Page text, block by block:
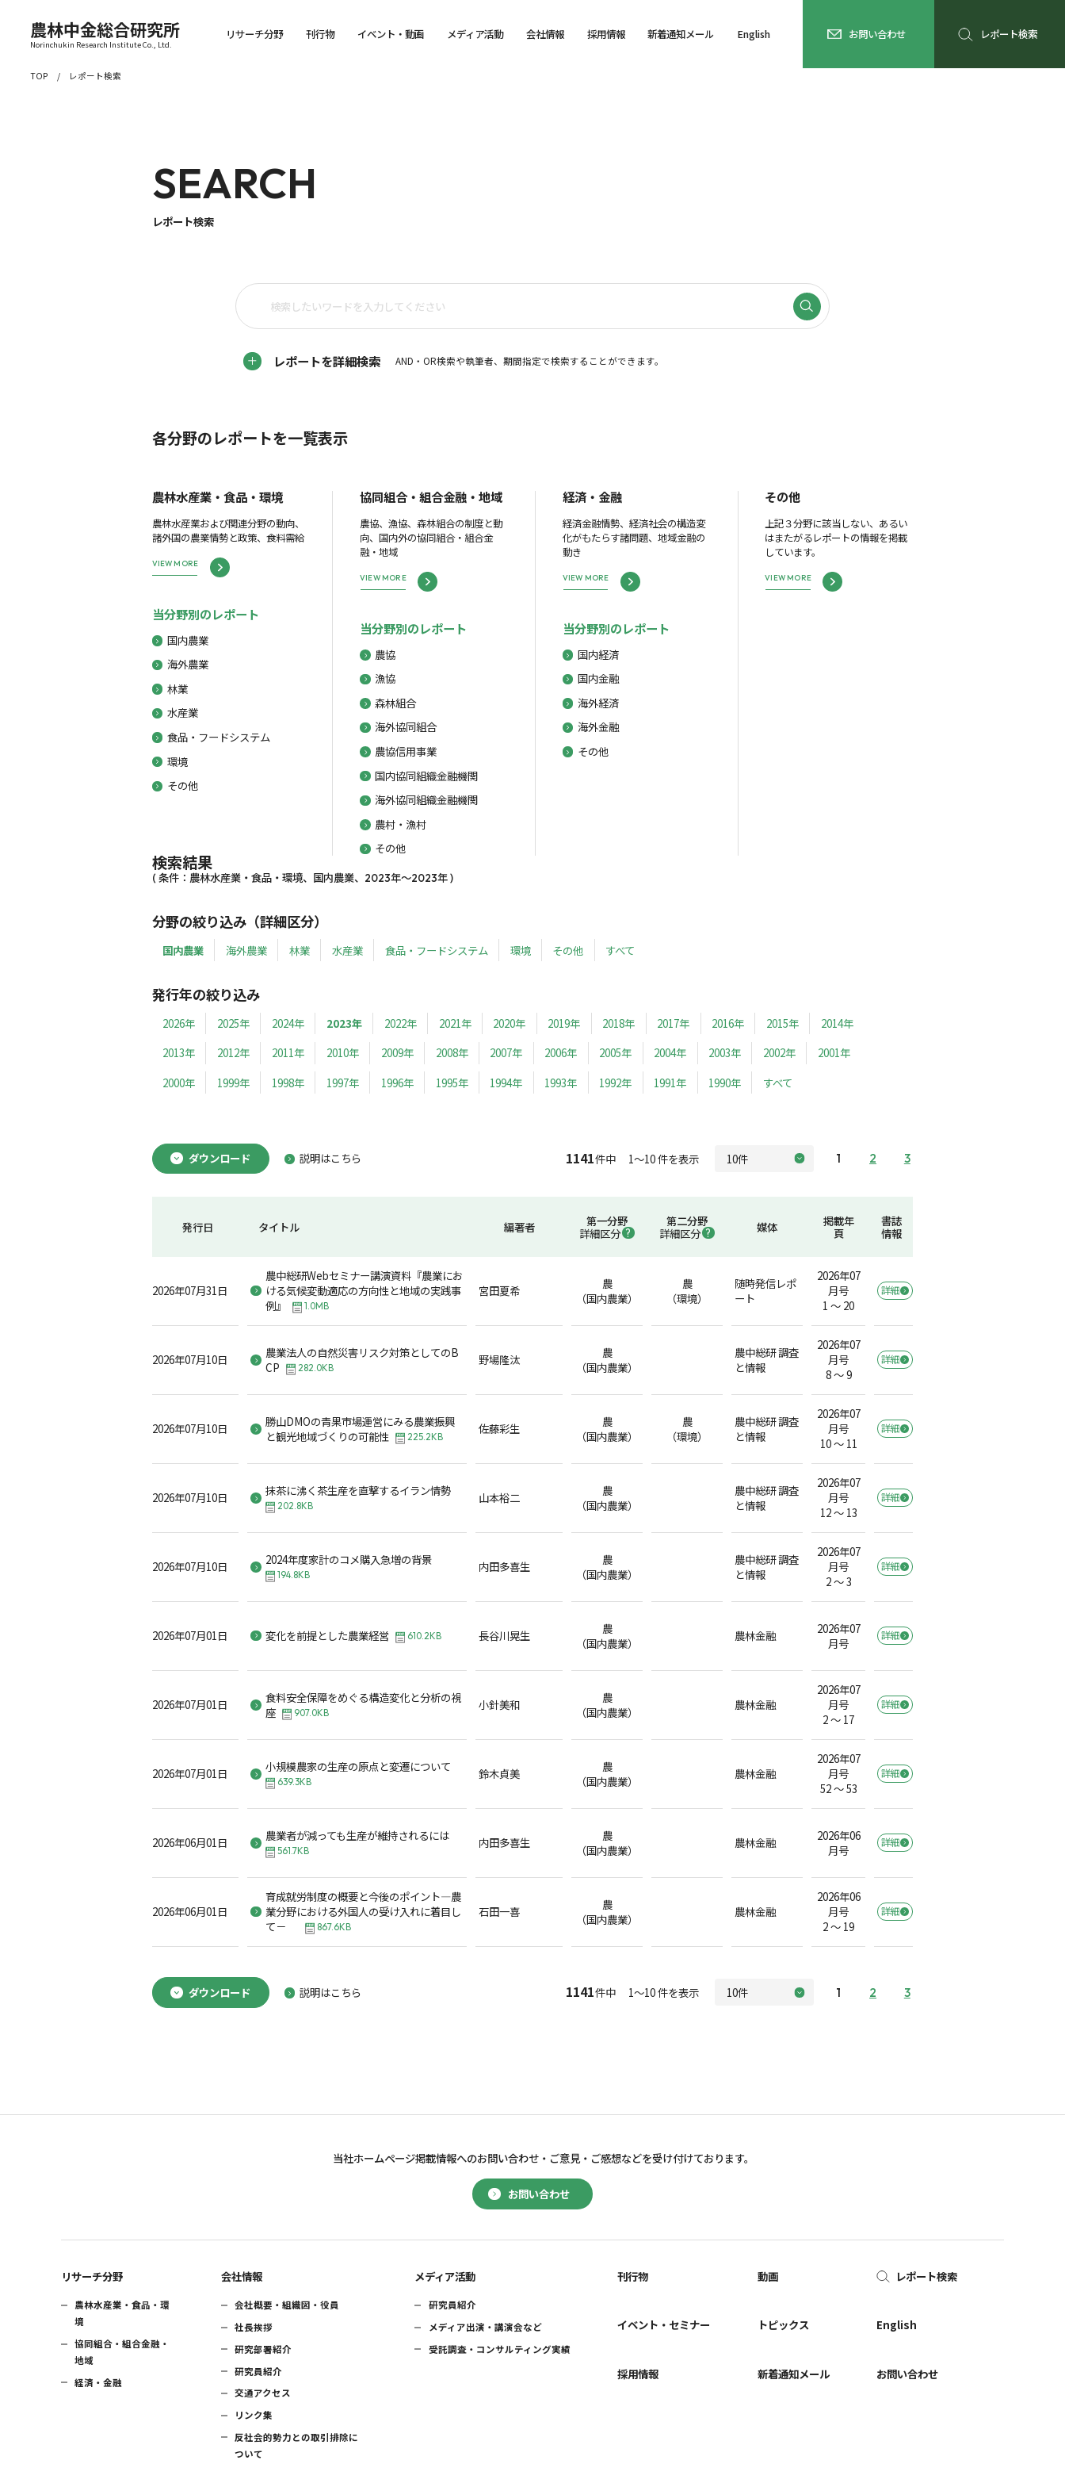
農林中金総合研究所
Norinchukin Research Institute Co., Ltd.
リサーチ分野 刊行物 イベント・動画 メディア活動 会社情報 採用情報 新着通知メール English お問い合わせ レポート検索
TOP レポート検索
SEARCH
レポート検索
レポートを詳細検索 AND・OR検索や執筆者、期間指定で検索することができます。
各分野のレポートを一覧表示
農林水産業・食品・環境
農林水産業および関連分野の動向、
諸外国の農業情勢と政策、食料需給
VIEW MORE
当分野別のレポート
国内農業
海外農業
林業
水産業
食品・フードシステム
環境
その他
協同組合・組合金融・地域
農協、漁協、森林組合の制度と動
向、国内外の協同組合・組合金
融・地域
VIEW MORE
当分野別のレポート
農協
漁協
森林組合
海外協同組合
農協信用事業
国内協同組織金融機関
海外協同組織金融機関
農村・漁村
その他
経済・金融
経済金融情勢、経済社会の構造変
化がもたらす諸問題、地域金融の
動き
VIEW MORE
当分野別のレポート
国内経済
国内金融
海外経済
海外金融
その他
その他
上記３分野に該当しない、あるい
はまたがるレポートの情報を掲載
しています。
VIEW MORE
検索結果
( 条件：農林水産業・食品・環境、国内農業、2023年～2023年 )
分野の絞り込み（詳細区分）
国内農業 海外農業 林業 水産業 食品・フードシステム 環境 その他 すべて
発行年の絞り込み
2026年 2025年 2024年 2023年 2022年 2021年 2020年 2019年 2018年 2017年 2016年 2015年
2014年
2013年
2012年 2011年 2010年 2009年 2008年 2007年 2006年 2005年 2004年 2003年 2002年
2001年
2000年
1999年 1998年 1997年 1996年 1995年 1994年 1993年 1992年 1991年 1990年 すべて
ダウンロード 説明はこちら 1141件中 1～10 件を表示 1 2 3
発行日 タイトル 編著者
第一分野
詳細区分
第二分野
詳細区分
媒体
掲載年
頁
書誌
情報
2026年07月31日
農中総研Webセミナー講演資料『農業にお
ける気候変動適応の方向性と地域の実践事
例』
1.0MB
宮田夏希
農
（国内農業）
農
（環境）
随時発信レポ
ート
2026年07
月号
1 ～ 20
詳細
2026年07月10日
農業法人の自然災害リスク対策としてのB
CP
282.0KB
野場隆汰
農
（国内農業）
農中総研 調査
と情報
2026年07
月号
8 ～ 9
詳細
2026年07月10日
勝山DMOの青果市場運営にみる農業振興
と観光地域づくりの可能性
225.2KB
佐藤彩生
農
（国内農業）
農
（環境）
農中総研 調査
と情報
2026年07
月号
10 ～ 11
詳細
2026年07月10日 抹茶に沸く茶生産を直撃するイラン情勢
202.8KB
山本裕二
農
（国内農業）
農中総研 調査
と情報
2026年07
月号
12 ～ 13
詳細
2026年07月10日 2024年度家計のコメ購入急増の背景
194.8KB
内田多喜生
農
（国内農業）
農中総研 調査
と情報
2026年07
月号
2 ～ 3
詳細
2026年07月01日 変化を前提とした農業経営 610.2KB 長谷川晃生
農
（国内農業）
農林金融
2026年07
月号
詳細
2026年07月01日
食料安全保障をめぐる構造変化と分析の視
座
907.0KB
小針美和
農
（国内農業）
農林金融
2026年07
月号
2 ～ 17
詳細
2026年07月01日 小規模農家の生産の原点と変遷について
639.3KB
鈴木貞美
農
（国内農業）
農林金融
2026年07
月号
52 ～ 53
詳細
2026年06月01日 農業者が減っても生産が維持されるには
561.7KB
内田多喜生
農
（国内農業）
農林金融
2026年06
月号
詳細
2026年06月01日
育成就労制度の概要と今後のポイント―農
業分野における外国人の受け入れに着目し
て－
867.6KB
石田一喜
農
（国内農業）
農林金融
2026年06
月号
2 ～ 19
詳細
ダウンロード 説明はこちら 1141件中 1～10 件を表示 1 2 3
お問い合わせ
当社ホームページ掲載情報へのお問い合わせ・ ご意見・ご感想などを受け付けております。
リサーチ分野
農林水産業・食品・環
境
協同組合・組合金融・
地域
経済・金融
会社情報
会社概要・組織図・役員
社長挨拶
研究部署紹介
研究員紹介
交通アクセス
リンク集
反社会的勢力との取引排除に
ついて
メディア活動
研究員紹介
メディア出演・講演会など
受託調査・コンサルティング実績
刊行物
イベント・セミナー
採用情報
動画
トピックス
新着通知メール
レポート検索
English
お問い合わせ